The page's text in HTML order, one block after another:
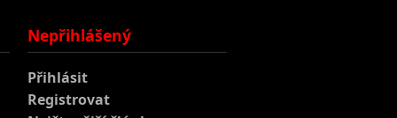
Nepřihlášený
Přihlásit
Registrovat